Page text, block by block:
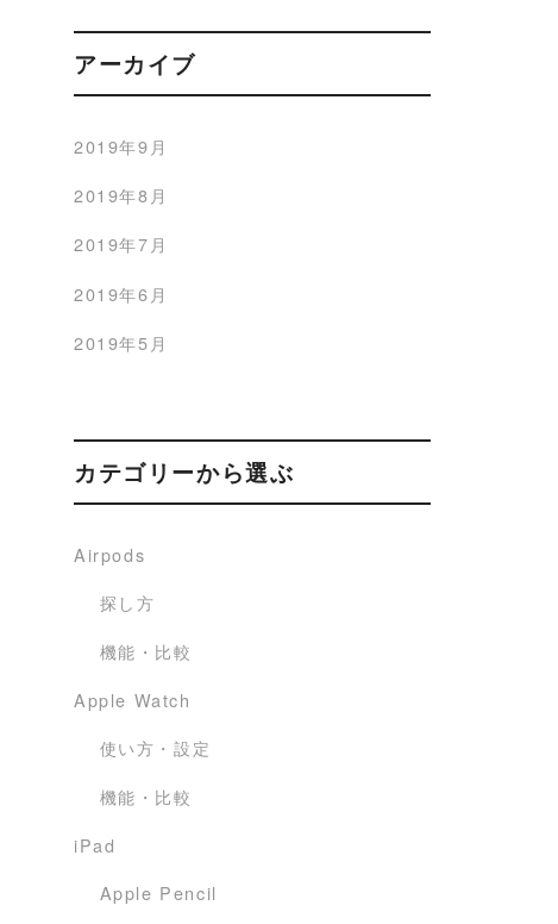
アーカイブ
2019年9月
2019年8月
2019年7月
2019年6月
2019年5月
カテゴリーから選ぶ
Airpods
探し方
機能・比較
Apple Watch
使い方・設定
機能・比較
iPad
Apple Pencil